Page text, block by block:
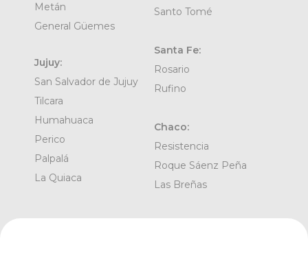
Metán
General Güemes
Jujuy:
San Salvador de Jujuy
Tilcara
Humahuaca
Perico
Palpalá
La Quiaca
Santo Tomé
Santa Fe:
Rosario
Rufino
Chaco:
Resistencia
Roque Sáenz Peña
Las Breñas